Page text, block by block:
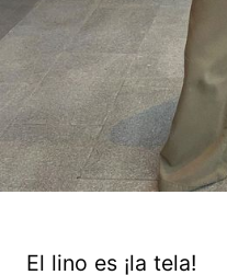
El lino es ¡la tela!